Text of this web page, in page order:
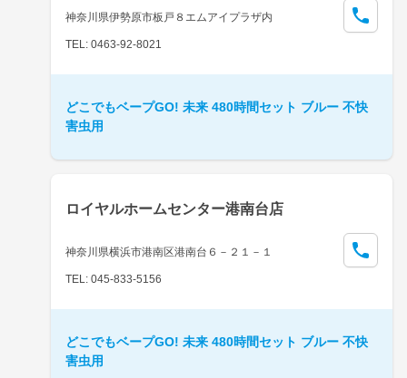
神奈川県伊勢原市板戸８エムアイプラザ内
TEL: 0463-92-8021
どこでもベープGO! 未来 480時間セット ブルー 不快
害虫用
ロイヤルホームセンター港南台店
神奈川県横浜市港南区港南台６－２１－１
TEL: 045-833-5156
どこでもベープGO! 未来 480時間セット ブルー 不快
害虫用